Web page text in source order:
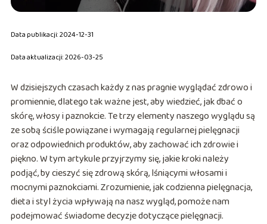
Data publikacji: 2024-12-31
Data aktualizacji: 2026-03-25
W dzisiejszych czasach każdy z nas pragnie wyglądać zdrowo i
promiennie, dlatego tak ważne jest, aby wiedzieć, jak dbać o
skórę, włosy i paznokcie. Te trzy elementy naszego wyglądu są
ze sobą ściśle powiązane i wymagają regularnej pielęgnacji
oraz odpowiednich produktów, aby zachować ich zdrowie i
piękno. W tym artykule przyjrzymy się, jakie kroki należy
podjąć, by cieszyć się zdrową skórą, lśniącymi włosami i
mocnymi paznokciami. Zrozumienie, jak codzienna pielęgnacja,
dieta i styl życia wpływają na nasz wygląd, pomoże nam
podejmować świadome decyzje dotyczące pielęgnacji.